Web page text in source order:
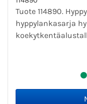
Tuote 114890.
hyppylankasarja